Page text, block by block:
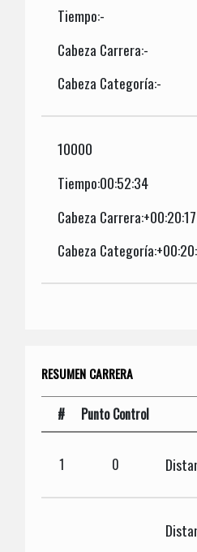
Tiempo:-
Cabeza Carrera:-
Cabeza Categoría:-
10000
Tiempo:00:52:34
Cabeza Carrera:+00:20:17
Cabeza
RESUMEN CARRERA
# Punto Control
1 0